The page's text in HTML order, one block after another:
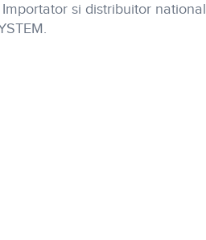
si distribuitor national